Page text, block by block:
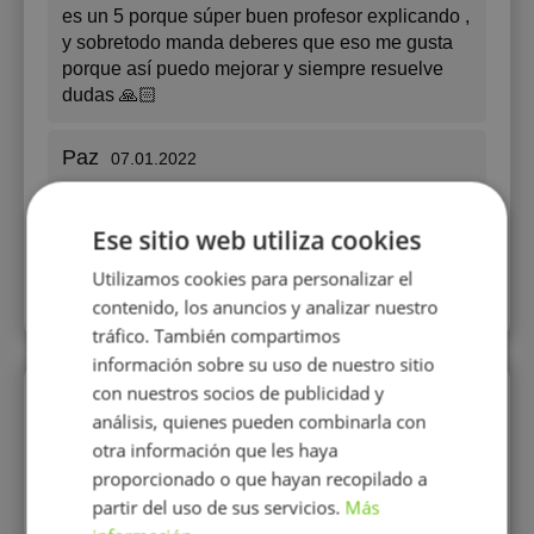
es un 5 porque súper buen profesor explicando ,
y sobretodo manda deberes que eso me gusta
porque así puedo mejorar y siempre resuelve
dudas 🙏🏻
Paz 07.01.2022
5+
Es un gran profesor! Lo recomiendo 100%
Perfiles similares
Ese sitio web utiliza cookies
Utilizamos cookies para personalizar el
contenido, los anuncios y analizar nuestro
tráfico. También compartimos
información sobre su uso de nuestro sitio
con nuestros socios de publicidad y
análisis, quienes pueden combinarla con
otra información que les haya
proporcionado o que hayan recopilado a
partir del uso de sus servicios. Más